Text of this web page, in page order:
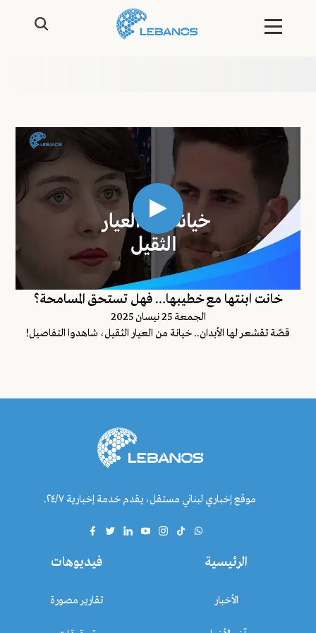
خانت ابنتها مع خطيبها… فهل تستحق المسامحة؟
الجمعة 25 نيسان 2025
قصّة تقشعر لها الأبدان.. خيانة من العيار الثقيل، شاهدوا التفاصيل!
موقع إخباري لبناني مستقل، يقدم خدمة إخبارية ٢٤/٧.
الرئيسية
الأخبار
فيديوهات
تقارير مصورة